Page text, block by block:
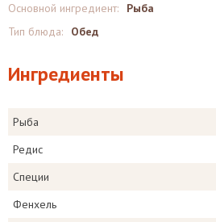
Основной ингредиент:
Рыба
Тип блюда:
Обед
Ингредиенты
Рыба
Редис
Специи
Фенхель